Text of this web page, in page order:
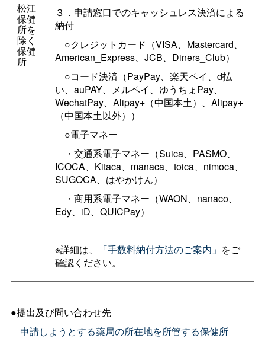
松江
保健
所を
除く
保健
所
３．申請窓口でのキャッシュレス決済による
納付
○クレジットカード（VISA、Mastercard、
American_Express、JCB、Diners_Club）
○コード決済（PayPay、楽天ペイ、d払
い、auPAY、メルペイ、ゆうちょPay、
WechatPay、Alipay+（中国本土）、Alipay+
（中国本土以外））
○電子マネー
・交通系電子マネー（Suica、PASMO、
ICOCA、Kitaca、manaca、toica、nimoca、
SUGOCA、はやかけん）
・商用系電子マネー（WAON、nanaco、
Edy、iD、QUICPay）
※詳細は、 「手数料納付方法のご案内」 をご
確認ください。
●提出及び問い合わせ先
申請しようとする薬局の所在地を所管する保健所